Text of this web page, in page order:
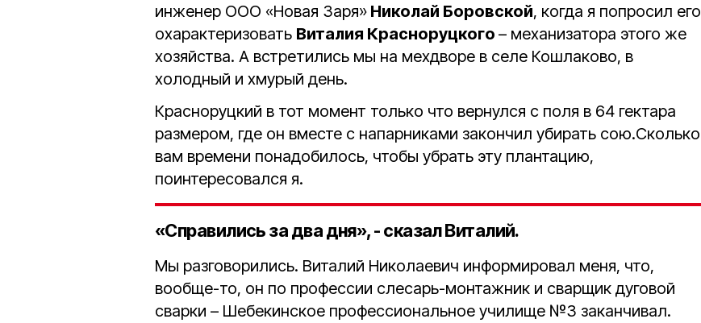
инженер ООО «Новая Заря» Николай Боровской, когда я попросил его
охарактеризовать Виталия Красноруцкого – механизатора этого же
хозяйства. А встретились мы на мехдворе в селе Кошлаково, в
холодный и хмурый день.
Красноруцкий в тот момент только что вернулся с поля в 64 гектара
размером, где он вместе с напарниками закончил убирать сою.Сколько
вам времени понадобилось, чтобы убрать эту плантацию,
поинтересовался я.
«Справились за два дня», - сказал Виталий.
Мы разговорились. Виталий Николаевич информировал меня, что,
вообще-то, он по профессии слесарь-монтажник и сварщик дуговой
сварки – Шебекинское профессиональное училище №3 заканчивал.